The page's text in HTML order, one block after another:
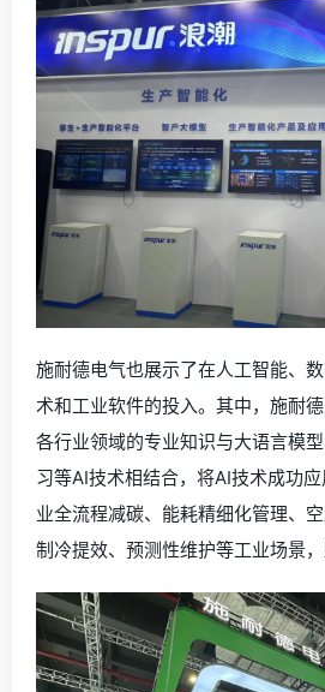
施耐德电气也展示了在人工智能、
术和工业软件的投入。其中，施耐
各行业领域的专业知识与大语言模
习等AI技术相结合，将AI技术成功
业全流程减碳、能耗精细化管理、
制冷提效、预测性维护等工业场景，